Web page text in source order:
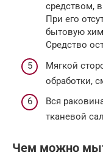
средством,
При его
бытовую
Средство
Мягкой
обработки,
Вся
тканевой
Чем можно